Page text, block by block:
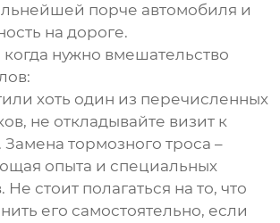
порче автомобиля и
на дороге.
нужно вмешательство
хоть один из перечисленных
не откладывайте визит к
Замена тормозного троса –
опыта и специальных
Не стоит полагаться на то, что
его самостоятельно, если